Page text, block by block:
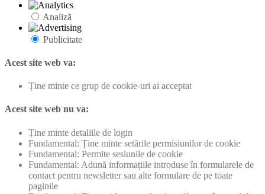
Analiză
Publicitate
Acest site web va:
Ține minte ce grup de cookie-uri ai acceptat
Acest site web nu va:
Ține minte detaliile de login
Fundamental: Ține minte setările permisiunilor de cookie
Fundamental: Permite sesiunile de cookie
Fundamental: Adună informațiile introduse în formularele de
contact pentru newsletter sau alte formulare de pe toate
paginile